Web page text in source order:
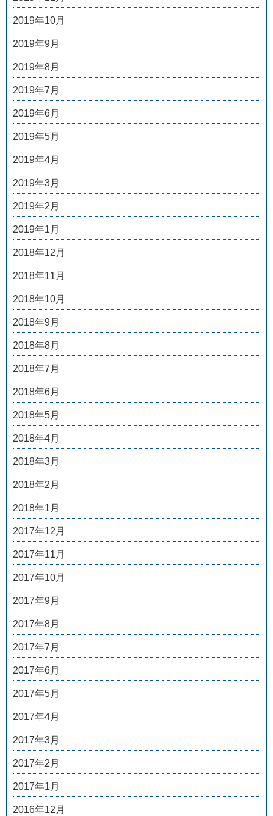
2019年10月
2019年9月
2019年8月
2019年7月
2019年6月
2019年5月
2019年4月
2019年3月
2019年2月
2019年1月
2018年12月
2018年11月
2018年10月
2018年9月
2018年8月
2018年7月
2018年6月
2018年5月
2018年4月
2018年3月
2018年2月
2018年1月
2017年12月
2017年11月
2017年10月
2017年9月
2017年8月
2017年7月
2017年6月
2017年5月
2017年4月
2017年3月
2017年2月
2017年1月
2016年12月